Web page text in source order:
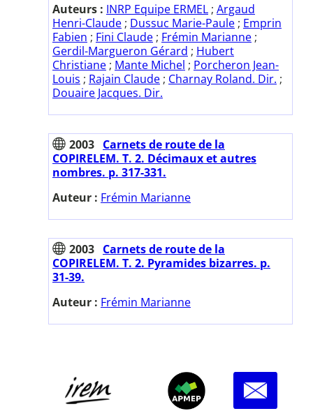
Auteurs : INRP Equipe ERMEL ; Argaud
Henri-Claude ; Dussuc Marie-Paule ; Emprin
Fabien ; Fini Claude ; Frémin Marianne ;
Gerdil-Margueron Gérard ; Hubert
Christiane ; Mante Michel ; Porcheron Jean-
Louis ; Rajain Claude ; Charnay Roland. Dir. ;
Douaire Jacques. Dir.
2003 Carnets de route de la
COPIRELEM. T. 2. Décimaux et autres
nombres. p. 317-331.
Auteur : Frémin Marianne
2003 Carnets de route de la
COPIRELEM. T. 2. Pyramides bizarres. p.
31-39.
Auteur : Frémin Marianne